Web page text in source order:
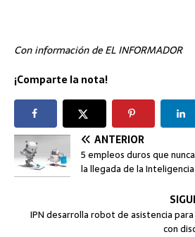
Con información de EL INFORMADOR
¡Comparte la nota!
ANTERIOR
5 empleos duros que
la llegada de la
IPN desarrolla robot de asistencia
con